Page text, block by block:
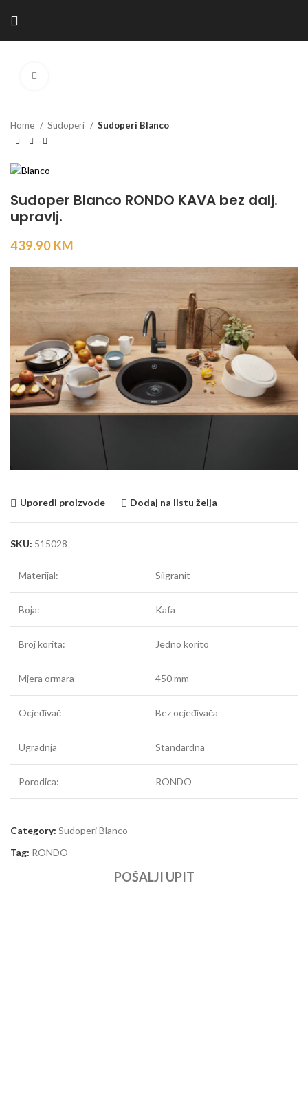
Home Sudoperi Sudoperi Blanco
Sudoper Blanco RONDO KAVA bez dalj.
upravlj.
439.90 KM
Uporedi proizvode Dodaj na listu želja
SKU: 515028
Materijal: Silgranit
Boja: Kafa
Broj korita: Jedno korito
Mjera ormara 450 mm
Ocjeđivač Bez ocjeđivača
Ugradnja Standardna
Porodica: RONDO
Category: Sudoperi Blanco
Tag: RONDO
POŠALJI UPIT